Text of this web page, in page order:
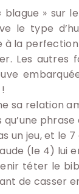
» sur
le type
à la
Les
sa relation
phrase
un jeu, et le
(le 4) lui
téter le
de casser